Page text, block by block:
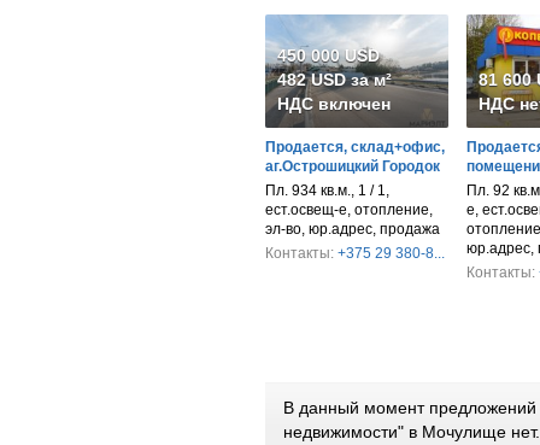
450 000 USD
482 USD за м²
НДС включен
Продается, склад+офис,
аг.Острошицкий Городок
Пл. 934 кв.м., 1 / 1,
ест.освещ-е, отопление,
эл-во, юр.адрес, продажа
Контакты: +375 29 380-8...
81 600
НДС
Пл. 92
е,
юр.адрес,
Контакты:
В данный момент предложений
недвижимости" в Мочулище